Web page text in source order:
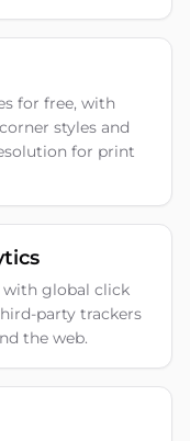
for free, with
styles and
for print
with global click
party trackers
the web.